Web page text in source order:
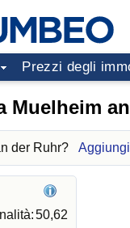
Prezzi degli
Muelheim
der Ruhr?
50,62